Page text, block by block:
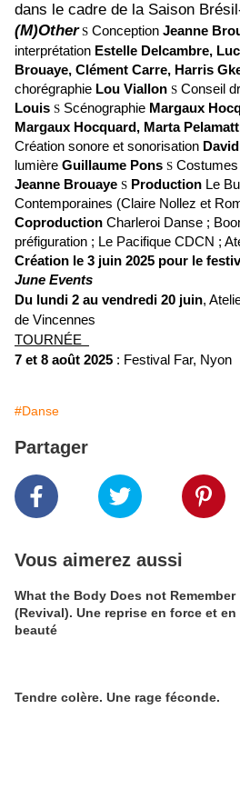
dans le cadre de la Saison
(M)Other S Conception Jeanne
interprétation Estelle Delcambre,
Brouaye, Clément Carre, Harris
chorégraphie Lou Viallon S Conseil
Louis S Scénographie Margaux
Margaux Hocquard, Marta
Création sonore et sonorisation
lumière Guillaume Pons S Costumes
Jeanne Brouaye S Production Le
Contemporaines (Claire Nollez et
Coproduction Charleroi Danse ;
préfiguration ; Le Pacifique CDCN ;
Création le 3 juin 2025 pour le
June Events
Du lundi 2 au vendredi 20 juin,
de Vincennes
TOURNÉE
7 et 8 août 2025 : Festival Far, Nyon
#Danse
Partager
Vous aimerez aussi
What the Body Does not Remember
(Revival). Une reprise en force et en
beauté
Tendre colère. Une rage féconde.